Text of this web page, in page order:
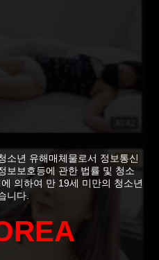
소년 유해매체물로서 정보통신
보보호등에 관한 법률 및 청소
의하여 만 19세 미만의 청소년
니다.